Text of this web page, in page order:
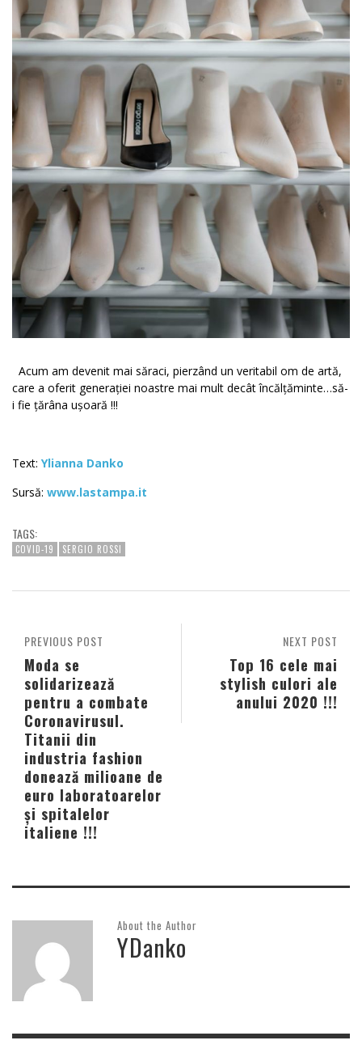
Acum am devenit mai săraci, pierzând un veritabil om de artă,
care a oferit generației noastre mai mult decât încălțăminte…să-
i fie țărâna ușoară !!!
Text: Ylianna Danko
Sursă: www.lastampa.it
TAGS:
COVID-19 SERGIO ROSSI
NEXT POST
Top 16 cele mai
stylish culori ale
anului 2020 !!!
PREVIOUS POST
Moda se
solidarizează
pentru a combate
Coronavirusul.
Titanii din
industria fashion
donează milioane de
euro laboratoarelor
și spitalelor
italiene !!!
About the Author
YDanko